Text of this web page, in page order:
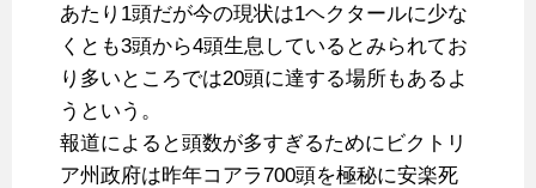
あたり1頭だが今の現状は1ヘクタールに少な
くとも3頭から4頭生息しているとみられてお
り多いところでは20頭に達する場所もあるよ
うという。
報道によると頭数が多すぎるためにビクトリ
ア州政府は昨年コアラ700頭を極秘に安楽死